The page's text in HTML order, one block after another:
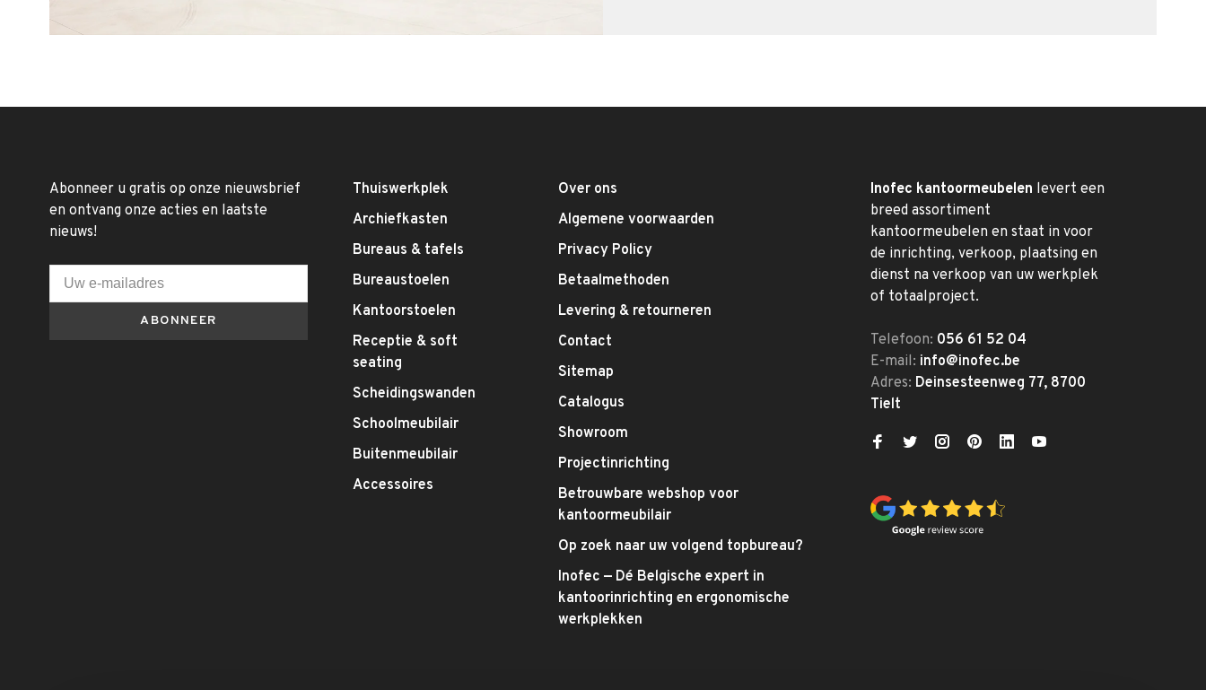
Abonneer u gratis op onze nieuwsbrief
en ontvang onze acties en laatste
nieuws!
ABONNEER
Thuiswerkplek
Archiefkasten
Bureaus & tafels
Bureaustoelen
Kantoorstoelen
Receptie & soft
seating
Scheidingswanden
Schoolmeubilair
Buitenmeubilair
Accessoires
Over ons
Algemene voorwaarden
Privacy Policy
Betaalmethoden
Levering & retourneren
Contact
Sitemap
Catalogus
Showroom
Projectinrichting
Betrouwbare webshop voor
kantoormeubilair
Op zoek naar uw volgend topbureau?
Inofec — Dé Belgische expert in
kantoorinrichting en ergonomische
werkplekken
Inofec kantoormeubelen levert een
breed assortiment
kantoormeubelen en staat in voor
de inrichting, verkoop, plaatsing en
dienst na verkoop van uw werkplek
of totaalproject.
Telefoon: 056 61 52 04
E-mail: info@inofec.be
Adres: Deinsesteenweg 77, 8700
Tielt